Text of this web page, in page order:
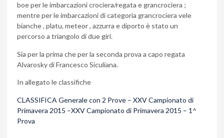
boe per le imbarcazioni crociera/regata e grancrociera ;
mentre per le imbarcazioni di categoria grancrociera vele
bianche , platu, meteor , azzurra e diporto è stato un
percorso a triangolo di due giri.
Sia per la prima che per la seconda prova a capo regata
Alvarosky di Francesco Siculiana.
In allegato le classifiche
CLASSIFICA Generale con 2 Prove – XXV Campionato di
Primavera 2015 –XXV Campionato di Primavera 2015 – 1^
Prova